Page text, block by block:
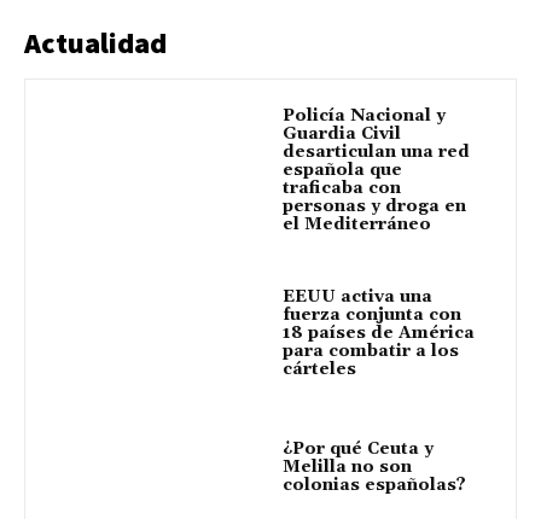
Actualidad
Policía Nacional y
Guardia Civil
desarticulan una red
española que
traficaba con
personas y droga en
el Mediterráneo
EEUU activa una
fuerza conjunta con
18 países de América
para combatir a los
cárteles
¿Por qué Ceuta y
Melilla no son
colonias españolas?